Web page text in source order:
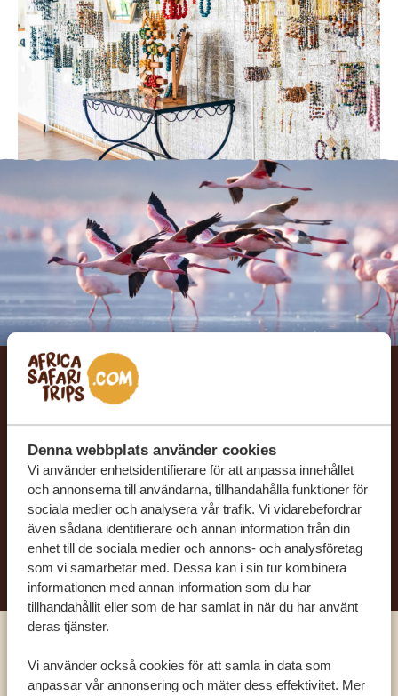
Denna webbplats använder cookies
Vi använder enhetsidentifierare för att anpassa innehållet
och annonserna till användarna, tillhandahålla funktioner för
sociala medier och analysera vår trafik. Vi vidarebefordrar
även sådana identifierare och annan information från din
enhet till de sociala medier och annons- och analysföretag
som vi samarbetar med. Dessa kan i sin tur kombinera
informationen med annan information som du har
tillhandahållit eller som de har samlat in när du har använt
deras tjänster.
Vi använder också cookies för att samla in data som
anpassar vår annonsering och mäter dess effektivitet. Mer
Låt oss skräddarsy din
drömresa
FÅ ETT KOSTNADSFRITT RESEFÖRSLAG
BÖRJA PLANERA DIN DRÖMRESA
Ring en av våra experter